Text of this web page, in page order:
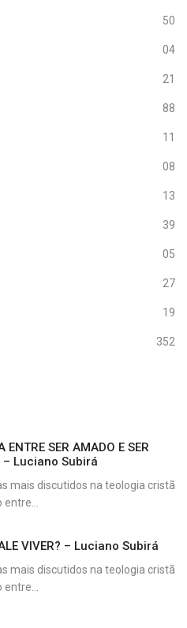
50
04
21
88
11
08
13
39
05
27
19
352
ENTRE SER AMADO E SER
– Luciano Subirá
mais discutidos na teologia cristã
VIVER? – Luciano Subirá
mais discutidos na teologia cristã